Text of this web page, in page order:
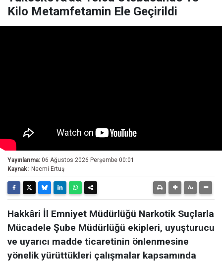
Kilo Metamfetamin Ele Geçirildi
Yayınlanma: 06 Ağustos 2026 Perşembe 00:01
Kaynak: Necmi Ertuş
Hakkâri İl Emniyet Müdürlüğü Narkotik Suçlarla
Mücadele Şube Müdürlüğü ekipleri, uyuşturucu
ve uyarıcı madde ticaretinin önlenmesine
yönelik yürüttükleri çalışmalar kapsamında